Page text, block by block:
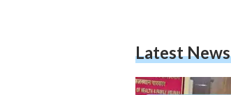
Latest News